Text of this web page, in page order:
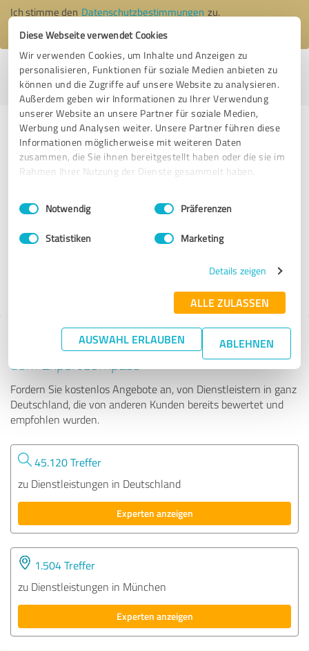
Diese Webseite verwendet Cookies
Wir verwenden Cookies, um Inhalte und Anzeigen zu
personalisieren, Funktionen für soziale Medien anbieten zu
können und die Zugriffe auf unsere Website zu analysieren.
Außerdem geben wir Informationen zu Ihrer Verwendung
unserer Website an unsere Partner für soziale Medien,
Werbung und Analysen weiter. Unsere Partner führen diese
Informationen möglicherweise mit weiteren Daten
zusammen, die Sie ihnen bereitgestellt haben oder die sie im
Rahmen Ihrer Nutzung der Dienste gesammelt haben.
Impressum Datenschutzbestimmungen
Einwilligungsauswahl
Notwendig Präferenzen
Statistiken Marketing
Details zeigen
ALLE ZULASSEN
AUSWAHL ERLAUBEN ABLEHNEN
Ich stimme den Datenschutzbestimmungen zu.
Profil aktiv seit 06.08.2022 |Letzte Aktualisierung: 06.08.2026|Profil
melden
Erfahrungen zu weiteren
Anbietern aus dem Bereich
Dienstleistungen
DIE ENERGIE
Tipp: Die passenden Experten finden - mit
dem ExpertCompass
Fordern Sie kostenlos Angebote an, von Dienstleistern in ganz
Deutschland, die von anderen Kunden bereits bewertet und
empfohlen wurden.
45.120 Treffer
zu Dienstleistungen in Deutschland
Experten anzeigen
1.504 Treffer
zu Dienstleistungen in München
Experten anzeigen